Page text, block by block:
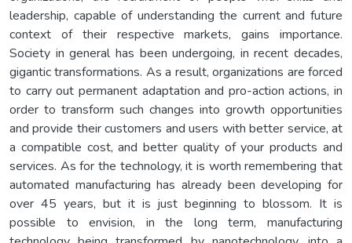
leadership, capable of understanding the current and future
context of their respective markets, gains importance.
Society in general has been undergoing, in recent decades,
gigantic transformations. As a result, organizations are forced
to carry out permanent adaptation and pro-action actions, in
order to transform such changes into growth opportunities
and provide their customers and users with better service, at
a compatible cost, and better quality of your products and
services. As for the technology, it is worth remembering that
automated manufacturing has already been developing for
over 45 years, but it is just beginning to blossom. It is
possible to envision, in the long term, manufacturing